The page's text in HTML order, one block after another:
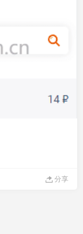
分享